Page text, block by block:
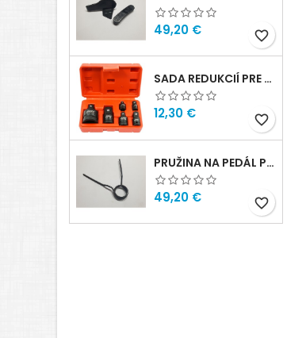
Cena
49,20 € favorite_border
SADA REDUKCIÍ PRE RÁZOVÝ UŤAHOVÁK 6KS
Cena
12,30 € favorite_border
PRUŽINA NA PEDÁL PREPÍNAČA
Cena
49,20 € favorite_border